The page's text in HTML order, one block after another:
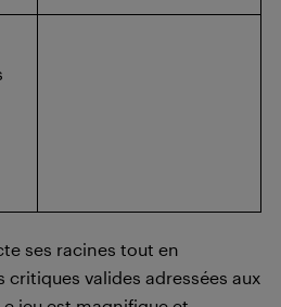
ses racines tout en
valides adressées aux